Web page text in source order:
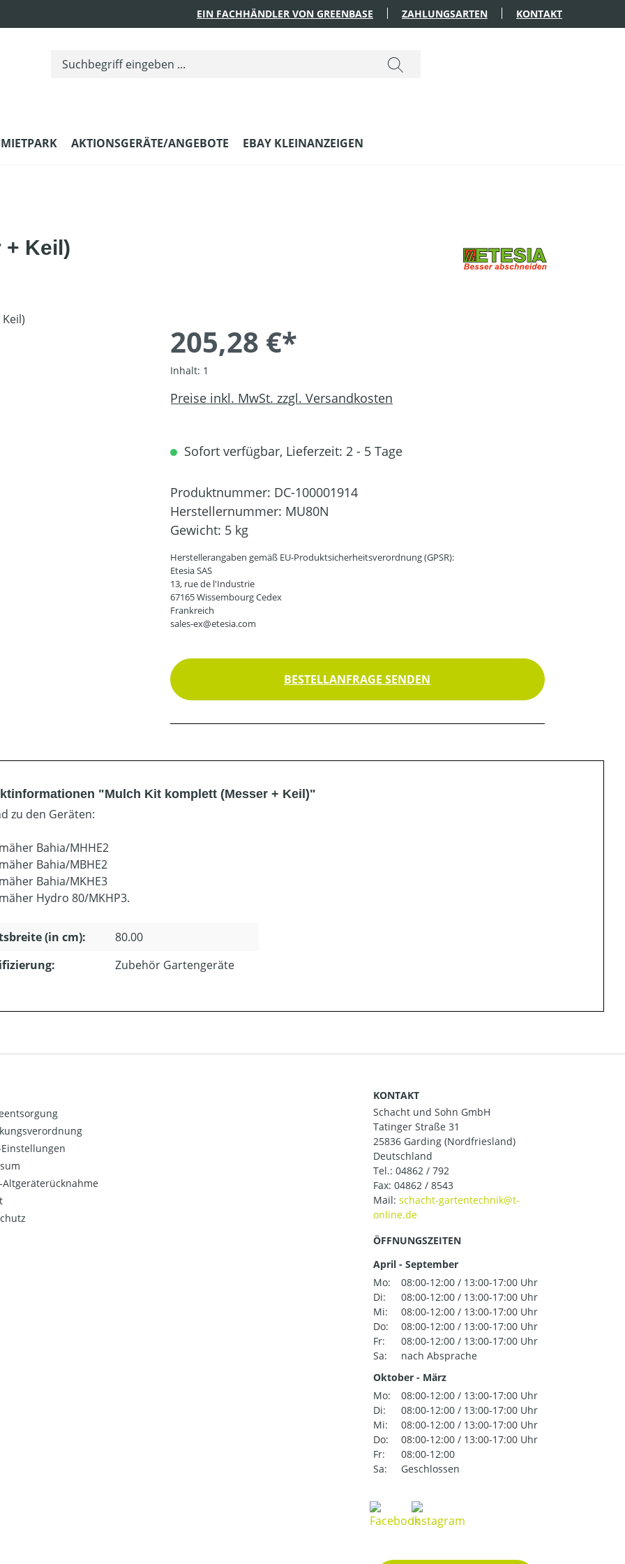
EIN FACHHÄNDLER VON GREENBASE ZAHLUNGSARTEN KONTAKT
MIETPARK AKTIONSGERÄTE/ANGEBOTE EBAY KLEINANZEIGEN
+ Keil)
205,28 €*
Inhalt: 1
Preise inkl. MwSt. zzgl. Versandkosten
Sofort verfügbar, Lieferzeit: 2 - 5 Tage
Produktnummer: DC-100001914
Herstellernummer: MU80N
Gewicht: 5 kg
Herstellerangaben gemäß EU-Produktsicherheitsverordnung (GPSR):
Etesia SAS
13, rue de l'Industrie
67165 Wissembourg Cedex
Frankreich
sales-ex@etesia.com
BESTELLANFRAGE SENDEN
"Mulch Kit komplett (Messer + Keil)"
zu den Geräten:
Bahia/MHHE2
Bahia/MBHE2
Bahia/MKHE3
Hydro 80/MKHP3.
(in cm):
80.00
Zubehör Gartengeräte
Einstellungen
Altgeräterücknahme
KONTAKT
Schacht und Sohn GmbH
Tatinger Straße 31
25836 Garding (Nordfriesland)
Deutschland
Tel.: 04862 / 792
Fax: 04862 / 8543
Mail:
ÖFFNUNGSZEITEN
April - September
Mo:
08:00-12:00 / 13:00-17:00 Uhr
Di:
08:00-12:00 / 13:00-17:00 Uhr
Mi:
08:00-12:00 / 13:00-17:00 Uhr
Do:
08:00-12:00 / 13:00-17:00 Uhr
Fr:
08:00-12:00 / 13:00-17:00 Uhr
Sa:
nach Absprache
Oktober - März
Mo:
08:00-12:00 / 13:00-17:00 Uhr
Di:
08:00-12:00 / 13:00-17:00 Uhr
Mi:
08:00-12:00 / 13:00-17:00 Uhr
Do:
08:00-12:00 / 13:00-17:00 Uhr
Fr:
08:00-12:00
Sa:
Geschlossen